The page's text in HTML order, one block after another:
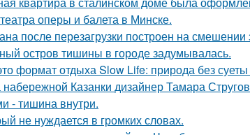
оперы и балета в Минске.
после перезагрузки построен на
остров тишины в городе задумывалась.
формат отдыха Slow Life: природа без
набережной Казанки дизайнер Тамара
- тишина внутри.
не нуждается в громких словах.